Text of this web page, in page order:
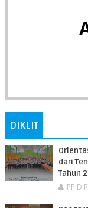
DIKLIT
dari
Tahun
PPID